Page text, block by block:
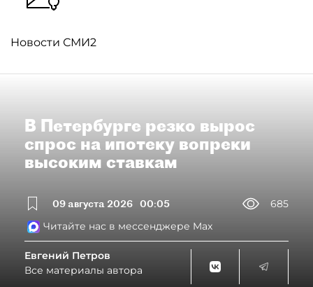
Новости СМИ2
В Петербурге резко вырос
спрос на ипотеку вопреки
высоким ставкам
09 августа 2026 00:05
685
Читайте нас в мессенджере Max
Евгений Петров
Все материалы автора